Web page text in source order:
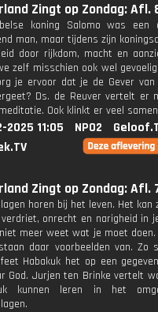
Zingt op Zondag: Afl.
koning Salomo was een
man, maar tijdens zijn
door rijkdom, macht en
zelf misschien ook wel
je ervoor dat je de Gever van
Ds. de Reuver vertelt er
Ook klinkt er veel
2025 11:05 NPO2
Zingt op Zondag: Afl.
horen bij het leven. Het kan
onrecht en narigheid in
meer weet wat je moet doen.
daar voorbeelden van. Zo
Habakuk het op een
God. Jurjen ten Brinke vertelt
kunnen leren in het